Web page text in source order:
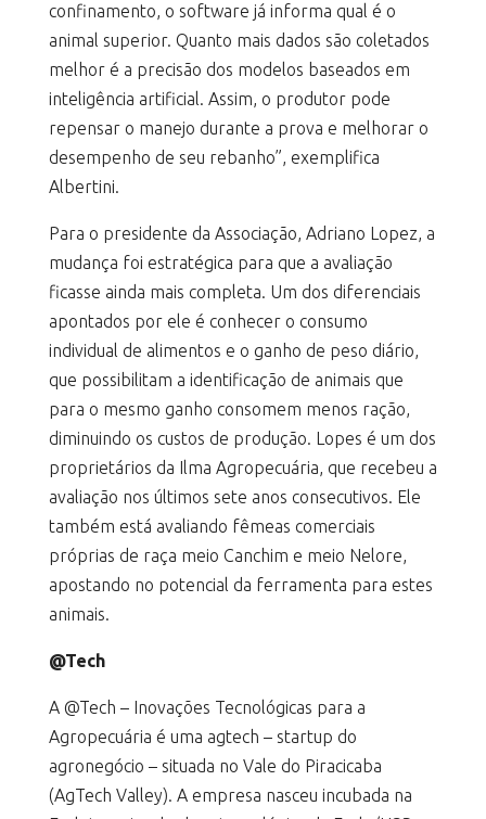
confinamento, o software já informa qual é o
animal superior. Quanto mais dados são coletados
melhor é a precisão dos modelos baseados em
inteligência artificial. Assim, o produtor pode
repensar o manejo durante a prova e melhorar o
desempenho de seu rebanho”, exemplifica
Albertini.
Para o presidente da Associação, Adriano Lopez, a
mudança foi estratégica para que a avaliação
ficasse ainda mais completa. Um dos diferenciais
apontados por ele é conhecer o consumo
individual de alimentos e o ganho de peso diário,
que possibilitam a identificação de animais que
para o mesmo ganho consomem menos ração,
diminuindo os custos de produção. Lopes é um dos
proprietários da Ilma Agropecuária, que recebeu a
avaliação nos últimos sete anos consecutivos. Ele
também está avaliando fêmeas comerciais
próprias de raça meio Canchim e meio Nelore,
apostando no potencial da ferramenta para estes
animais.
@Tech
A @Tech – Inovações Tecnológicas para a
Agropecuária é uma agtech – startup do
agronegócio – situada no Vale do Piracicaba
(AgTech Valley). A empresa nasceu incubada na